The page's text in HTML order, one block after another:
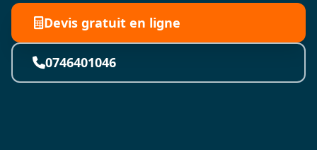
Devis gratuit en ligne
0746401046